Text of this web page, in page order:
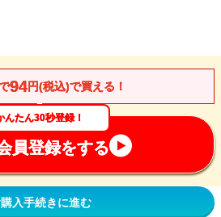
94円(税込)で買える！
んたん30秒登録！
員登録をする
購入手続きに進む